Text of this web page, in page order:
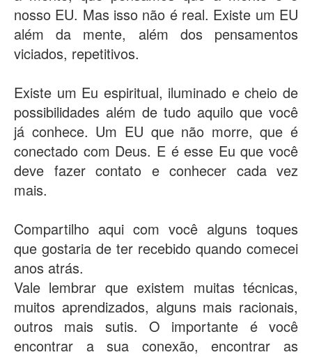
nosso EU. Mas isso não é real. Existe um EU
além da mente, além dos pensamentos
viciados, repetitivos.
Existe um Eu espiritual, iluminado e cheio de
possibilidades além de tudo aquilo que você
já conhece. Um EU que não morre, que é
conectado com Deus. E é esse Eu que você
deve fazer contato e conhecer cada vez
mais.
Compartilho aqui com você alguns toques
que gostaria de ter recebido quando comecei
anos atrás.
Vale lembrar que existem muitas técnicas,
muitos aprendizados, alguns mais racionais,
outros mais sutis. O importante é você
encontrar a sua conexão, encontrar as